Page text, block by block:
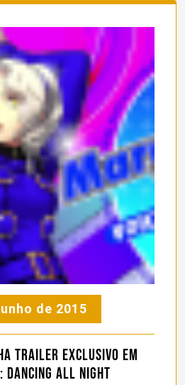
de 2015
trailer exclusivo em
Dancing All Night